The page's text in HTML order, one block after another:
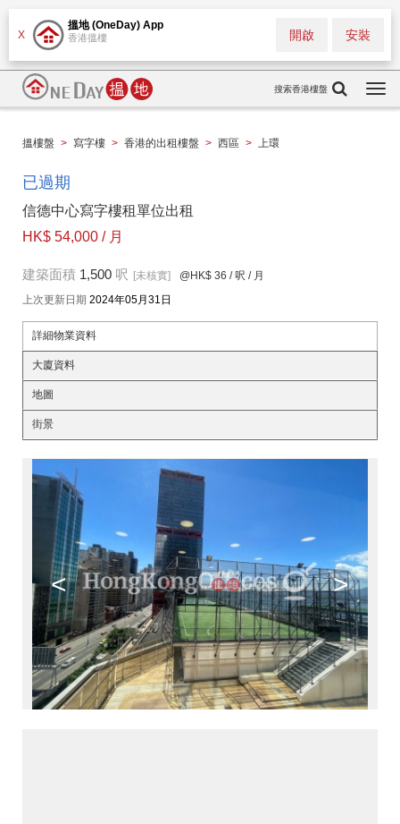
X
搵地 (OneDay) App
香港搵樓 安裝
開啟
搜索香港樓盤
搵樓盤 > 寫字樓 > 香港的出租樓盤 > 西區 > 上環
已過期
信德中心寫字樓租單位出租
HK$ 54,000 / 月
建築面積 1,500 呎 [未核實] @HK$ 36 / 呎 / 月
上次更新日期 2024年05月31日
詳細物業資料
大廈資料
地圖
街景
< >